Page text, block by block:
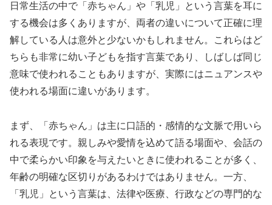
日常生活の中で「赤ちゃん」や「乳児」という言葉を耳に
する機会は多くありますが、両者の違いについて正確に理
解している人は意外と少ないかもしれません。これらはど
ちらも非常に幼い子どもを指す言葉であり、しばしば同じ
意味で使われることもありますが、実際にはニュアンスや
使われる場面に違いがあります。
まず、「赤ちゃん」は主に口語的・感情的な文脈で用いら
れる表現です。親しみや愛情を込めて語る場面や、会話の
中で柔らかい印象を与えたいときに使われることが多く、
年齢の明確な区切りがあるわけではありません。一方、
「乳児」という言葉は、法律や医療、行政などの専門的な